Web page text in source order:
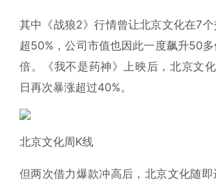
其中《战狼2》行情曾让北京文化在7
超50%，公司市值也因此一度飙升50
倍。《我不是药神》上映后，北京文
日再次暴涨超过40%。
北京文化周K线
但两次借力爆款冲高后，北京文化随即